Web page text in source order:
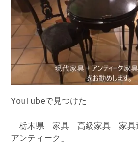
YouTubeで見つけた
「栃木県 家具 高級家具 家
アンティーク」